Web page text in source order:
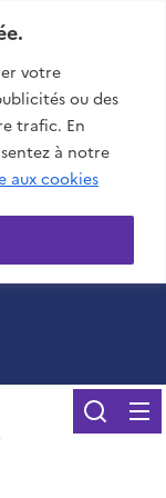
votre
ou des
trafic. En
à notre
aux cookies